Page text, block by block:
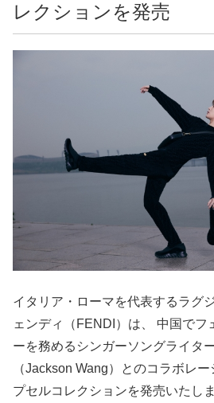
レクションを発売
イタリア・ローマを代表するラグ
ェンディ（FENDI）は、 中国でフ
ーを務めるシンガーソングライタ
（Jackson Wang）とのコラボレ
プセルコレクションを発売いたしま